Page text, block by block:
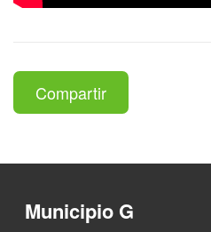
Compartir
Municipio G